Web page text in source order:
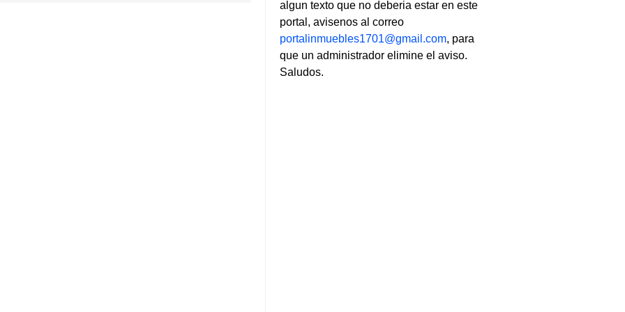
algun texto que no deberia estar en este
portal, avisenos al correo
portalinmuebles1701@gmail.com, para
que un administrador elimine el aviso.
Saludos.